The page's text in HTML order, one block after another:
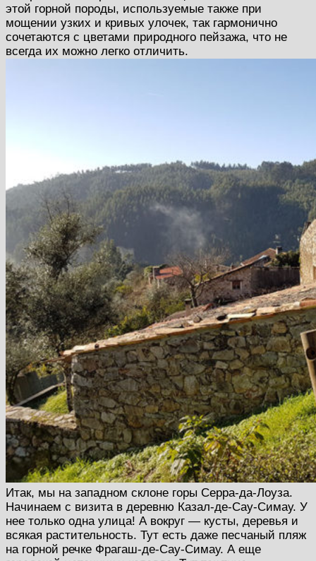
этой горной породы, используемые также при
мощении узких и кривых улочек, так гармонично
сочетаются с цветами природного пейзажа, что не
всегда их можно легко отличить.
Итак, мы на западном склоне горы Серра-да-Лоуза.
Начинаем с визита в деревню Казал-де-Сау-Симау. У
нее только одна улица! А вокруг — кусты, деревья и
всякая растительность. Тут есть даже песчаный пляж
на горной речке Фрагаш-де-Сау-Симау. А еще